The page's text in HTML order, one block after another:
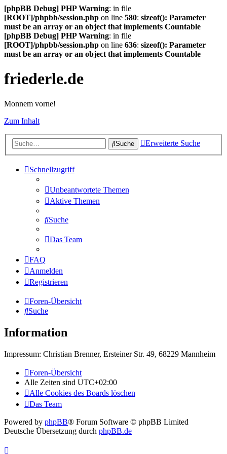
[phpBB Debug] PHP Warning: in file
[ROOT]/phpbb/session.php on line 580: sizeof(): Parameter
must be an array or an object that implements Countable
[phpBB Debug] PHP Warning: in file
[ROOT]/phpbb/session.php on line 636: sizeof(): Parameter
must be an array or an object that implements Countable
friederle.de
Monnem vorne!
Zum Inhalt
Suche Erweiterte Suche
Schnellzugriff
Unbeantwortete Themen
Aktive Themen
Suche
Das Team
FAQ
Anmelden
Registrieren
Foren-Übersicht
Suche
Information
Impressum: Christian Brenner, Ersteiner Str. 49, 68229 Mannheim
Foren-Übersicht
Alle Zeiten sind UTC+02:00
Alle Cookies des Boards löschen
Das Team
Powered by phpBB® Forum Software © phpBB Limited
Deutsche Übersetzung durch phpBB.de